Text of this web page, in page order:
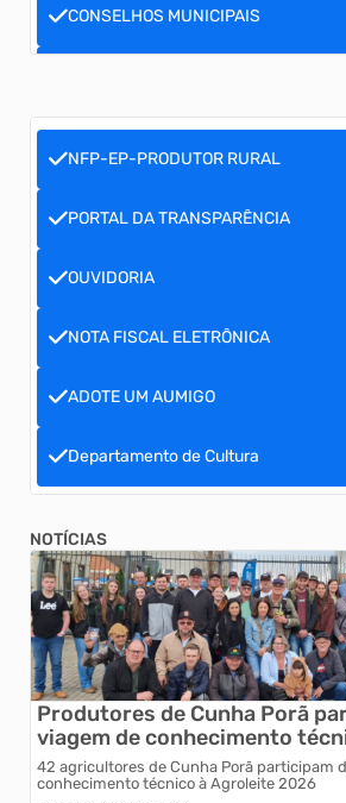
CONSELHOS MUNICIPAIS
NFP-EP-PRODUTOR RURAL
PORTAL DA TRANSPARÊNCIA
OUVIDORIA
NOTA FISCAL ELETRÔNICA
ADOTE UM AUMIGO
Departamento de Cultura
NOTÍCIAS
Produtores de Cunha Porã
viagem de conhecimento
2026
42 agricultores de Cunha Porã participam
conhecimento técnico à Agroleite 2026